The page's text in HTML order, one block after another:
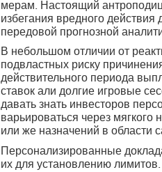
мерам. Настоящий
избегания вредного действия
передовой прогнозной
В небольшом отличии от
подвластных риску
действительного периода
ставок али долгие игровые
давать знать инвесторов
варьироваться через
или же назначений в области
Персонализированные
их для установлению